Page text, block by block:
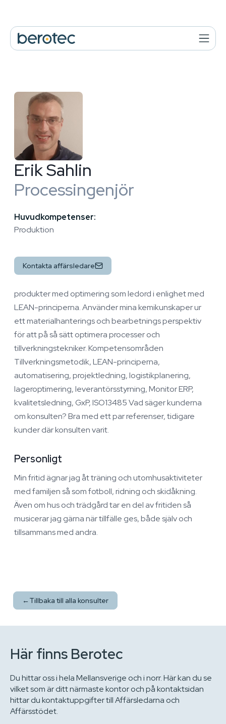
Erik Sahlin
Processingenjör
Huvudkompetenser:
Produktion
Kontakta affärsledare
produkter med optimering som ledord i enlighet med
LEAN-principerna. Använder mina kemikunskaper ur
ett materialhanterings och bearbetnings perspektiv
för att på så sätt optimera processer och
tillverkningstekniker. Kompetensområden
Tillverkningsmetodik, LEAN-principerna,
automatisering, projektledning, logistikplanering,
lageroptimering, leverantörsstyrning, Monitor ERP,
kvalitetsledning, GxP, ISO13485 Vad säger kunderna
om konsulten? Bra med ett par referenser, tidigare
kunder där konsulten varit.
Personligt
Min fritid ägnar jag åt träning och utomhusaktiviteter
med familjen så som fotboll, ridning och skidåkning.
Även om hus och trädgård tar en del av fritiden så
musicerar jag gärna när tillfälle ges, både själv och
tillsammans med andra.
← Tillbaka till alla konsulter
Här finns Berotec
Du hittar oss i hela Mellansverige och i norr. Här kan du se
vilket som är ditt närmaste kontor och på kontaktsidan
hittar du kontaktuppgifter till Affärsledarna och
Affärsstödet.